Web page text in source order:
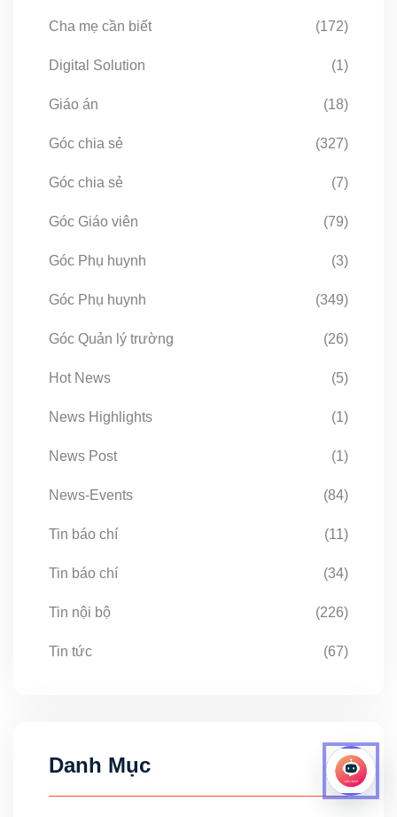
Cha mẹ cần biết (172)
Digital Solution (1)
Giáo án (18)
Góc chia sẻ (327)
Góc chia sẻ (7)
Góc Giáo viên (79)
Góc Phụ huynh (3)
Góc Phụ huynh (349)
Góc Quản lý trường (26)
Hot News (5)
News Highlights (1)
News Post (1)
News-Events (84)
Tin báo chí (11)
Tin báo chí (34)
Tin nội bộ (226)
Tin tức (67)
Danh Mục